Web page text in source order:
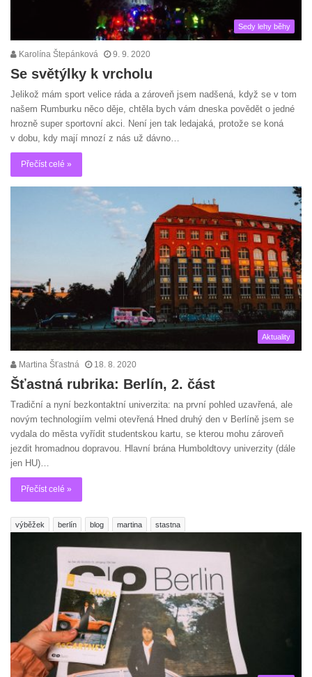
Sedy lehy běhy
Karolína Štepánková 9. 9. 2020
Se světýlky k vrcholu
Jelikož mám sport velice ráda a zároveň jsem nadšená, když se v tom
našem Rumburku něco děje, chtěla bych vám dneska povědět o jedné
hrozně super sportovní akci. Není jen tak ledajaká, protože se koná
v dobu, kdy mají mnozí z nás už dávno…
Přečíst celé »
Aktuality
Martina Šťastná 18. 8. 2020
Šťastná rubrika: Berlín, 2. část
Tradiční a nyní bezkontaktní univerzita: na první pohled uzavřená, ale
novým technologiím velmi otevřená Hned druhý den v Berlíně jsem se
vydala do města vyřídit studentskou kartu, se kterou mohu zároveň
jezdit hromadnou dopravou. Hlavní brána Humboldtovy univerzity (dále
jen HU)…
Přečíst celé »
výběžek berlín blog martina stastna